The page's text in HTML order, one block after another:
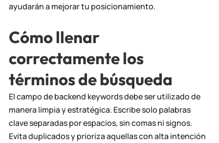
ayudarán a mejorar tu posicionamiento.
Cómo llenar
correctamente los
términos de búsqueda
El campo de backend keywords debe ser utilizado de
manera limpia y estratégica. Escribe solo palabras
clave separadas por espacios, sin comas ni signos.
Evita duplicados y prioriza aquellas con alta intención